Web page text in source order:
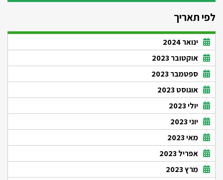
לפי תאריך
ינואר 2024
אוקטובר 2023
ספטמבר 2023
אוגוסט 2023
יולי 2023
יוני 2023
מאי 2023
אפריל 2023
מרץ 2023